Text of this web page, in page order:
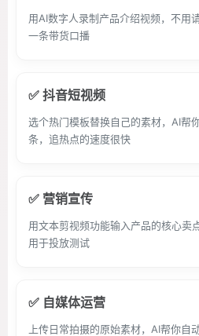
用AI数字人录制产品介绍视频，不用
一条带货口播
✅ 抖音短视频
选个热门模板替换自己的素材，AI帮
条，追热点的速度很快
✅ 营销宣传
用文本剪视频功能输入产品的核心卖
用于投放测试
✅ 自媒体运营
上传日常拍摄的原始素材，AI帮你自